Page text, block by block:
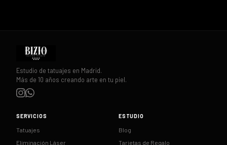
Estudio de tatuajes en Madrid.
Más de 10 años creando arte en tu piel.
SERVICIOS
Tatuajes
Eliminación Láser
ESTUDIO
Blog
Tarjetas de Regalo